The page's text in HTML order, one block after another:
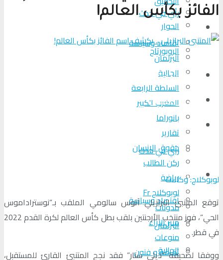
رأي في حدث
المزيد
اقتصاد وسياسة
البرلمان
الجالية
السلطة الرابعة
المغرب الكبير
بانوراما
تقارير
حقوق الإنسان
ركن الطالب
رياضة
لوبوكلاج Fr
مدونات
منبر الآراء
منوعات
ثقافة و فنون
الحوار
الروبورتاج
تحلیل الأحداث
من عين المكان
لوبوكلاج TV
رأي في حدث
المزيد
اقتصاد وسياسة
البرلمان
الجالية
الفائز بكأس العالم!
لوبوكلاج: وكالات
توقع المتنبئ البرازيلي آتوس سالومي الملقب بـ”نوستراداموس
الحي”، فوز منتخب الأرجنتين بلقب بطل كأس العالم لكرة القدم 2022
في قطر.
ووفقا لصحيفة “ديلي ستار” فقد نجح المتنبئ القارئ للمستقبل،